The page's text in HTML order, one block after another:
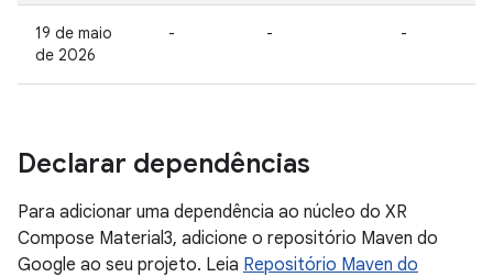
19 de maio
de 2026
- - -
Declarar dependências
Para adicionar uma dependência ao núcleo do XR
Compose Material3, adicione o repositório Maven do
Google ao seu projeto. Leia Repositório Maven do